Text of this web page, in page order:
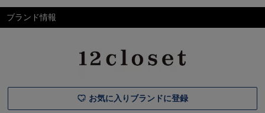
服。今季も大人が簡単に着映
える工夫をたっぷりと詰め込
まず、”着るだけで決まる””き
れいに見える”服を目指しま
×12closet「夏まで使える新
テーマは「軽くてラクな機能
服」。おしゃれを考えるのも
×12closet
ブランド情報
お気に入りブランドに登録